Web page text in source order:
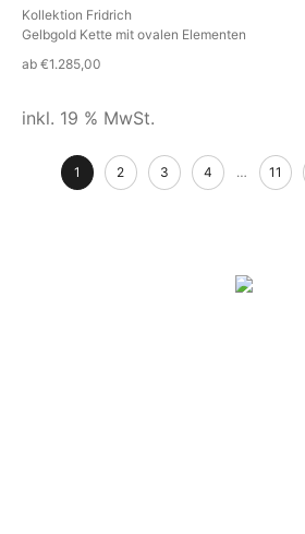
Kollektion Fridrich
Gelbgold Kette mit ovalen Elementen
ab €1.285,00
inkl. 19 % MwSt.
1 2 3 4 … 11